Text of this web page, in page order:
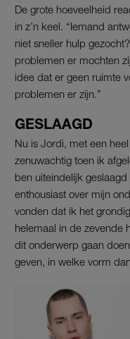
De grote hoeveelheid
in z’n keel. “Iemand
niet sneller hulp
problemen er mochten
idee dat er geen ruimte
problemen er zijn.”
GESLAAGD
Nu is Jordi, met een
zenuwachtig toen ik
ben uiteindelijk
enthousiast over mijn
vonden dat ik het
helemaal in de zevende
dit onderwerp gaan
geven, in welke vorm